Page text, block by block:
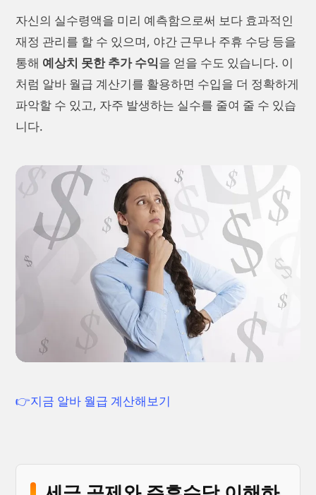
자신의 실수령액을 미리 예측함으로써 보다 효과적인
재정 관리를 할 수 있으며, 야간 근무나 주휴 수당 등을
통해 예상치 못한 추가 수익을 얻을 수도 있습니다. 이
처럼 알바 월급 계산기를 활용하면 수입을 더 정확하게
파악할 수 있고, 자주 발생하는 실수를 줄여 줄 수 있습
니다.
👉지금 알바 월급 계산해보기